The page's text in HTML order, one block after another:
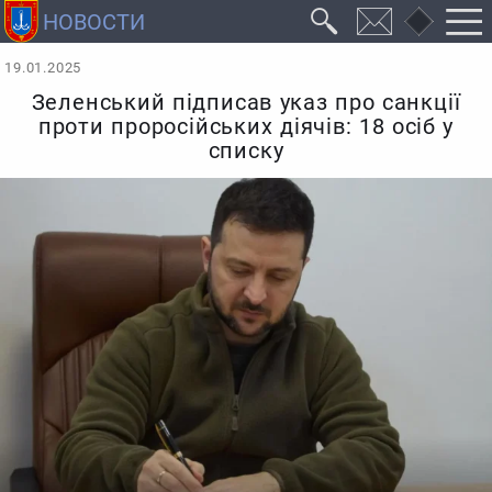
19.01.2025
Зеленський підписав указ про санкції
проти проросійських діячів: 18 осіб у
списку